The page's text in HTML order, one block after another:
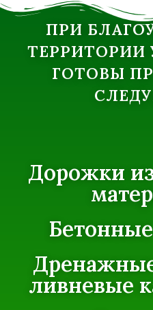
ПРИ
ТЕРРИТОРИИ
ГОТОВЫ
Дорожки
ливневые